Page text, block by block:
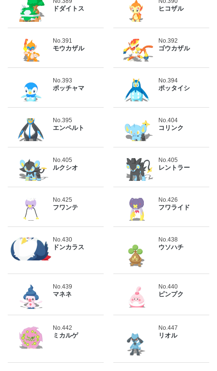
ドダイトス ヒコザル
No.391
モウカザル
No.392
ゴウカザル
No.393
ポッチャマ
No.394
ポッタイシ
No.395
エンペルト
No.404
コリンク
No.405
ルクシオ
No.405
レントラー
No.425
フワンテ
No.426
フワライド
No.430
ドンカラス
No.438
ウソハチ
No.439
マネネ
No.440
ピンプク
No.442
ミカルゲ
No.447
リオル